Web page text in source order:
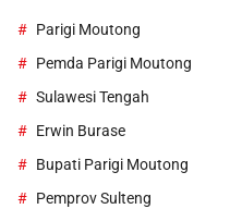
Parigi Moutong
Pemda Parigi Moutong
Sulawesi Tengah
Erwin Burase
Bupati Parigi Moutong
Pemprov Sulteng